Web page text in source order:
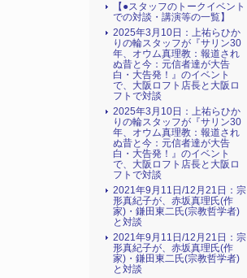
【●スタッフのトークイベント
での対談・講演等の一覧】
2025年3月10日：上祐らひか
りの輪スタッフが『サリン30
年、オウム真理教：報道され
ぬ昔と今：元信者達が大告
白・大告発！』のイベント
で、大阪ロフト店長と大阪ロ
フトで対談
2025年3月10日：上祐らひか
りの輪スタッフが『サリン30
年、オウム真理教：報道され
ぬ昔と今：元信者達が大告
白・大告発！』のイベント
で、大阪ロフト店長と大阪ロ
フトで対談
2021年9月11日/12月21日：宗
形真紀子が、赤坂真理氏(作
家)・鎌田東二氏(宗教哲学者)
と対談
2021年9月11日/12月21日：宗
形真紀子が、赤坂真理氏(作
家)・鎌田東二氏(宗教哲学者)
と対談